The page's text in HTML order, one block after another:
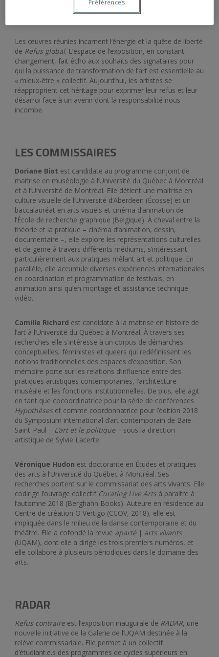
celles d’approches interdisciplinaires dont la richesse
esthétique est relue à l’aune des pratiques contemporaines.
Les œuvres réunies incarnent l’énergie et la quête de liberté
de Refus global. L’espace de l’exposition, en constant
changement, fait écho aux souhaits des signataires pour
qui la puissance de transformation de l’art est essentielle au
« mieux-être » collectif. Aujourd’hui, les artistes se
réapproprient cet héritage pour exprimer leur refus et leur
désarroi face à un avenir dont la responsabilité nous
incombe.
LES COMMISSAIRES
Doriane Biot est candidate au programme conjoint de
maitrise en muséologie à l’Université du Québec à Montréal
et à l’Université de Montréal. Elle détient une maitrise en
culture visuelle de l’Université d’Aberdeen (Écosse) et un
baccalauréat en arts visuels et cinéma d’animation de
l’École de recherche graphique (Belgique). À cheval entre la
théorie et la pratique – cinéma d’animation, dessin,
documentaire –, elle explore les représentations culturelles
et de genre à travers différents médiums, s’intéressant
particulièrement aux pratiques mêlant art et politique. En
parallèle, elle accumule diverses expériences internationales
en coordination et programmation de festivals, en
animation ainsi qu’en montage et assistance technique
vidéo.
Camille Richard est candidate à la maitrise en histoire de
l’art à l’Université du Québec à Montréal. À travers ses
recherches elle s’intéresse à un corpus de démarches
conceptuelles, féministes et queers qui redéfinissent les
notions traditionnelles des espaces d’exposition. Son
mémoire porte sur les relations d’influence entre des
pratiques artistiques contemporaines, l’architecture
muséale et les fonctions institutionnelles. De plus, elle agit
en tant que cocoordinatrice pour la série de conférences
Hypothèses et comme coordonnatrice pour l’édition 2018
du Symposium international d’art contemporain de Baie-
Saint-Paul – L’art et le politique – sous la direction
artistique de Sylvie Lacerte.
Véronique Hudon est doctorante en Études et pratiques
des arts à l’Université du Québec à Montréal. Ses
recherches portent sur le commissariat des arts vivants. Elle
codirige l’ouvrage collectif Curating Live Arts à paraitre à
l’automne 2018 (Berghahn Books). Auteure en résidence au
Centre de création O Vertigo (CCOV, 2018), elle est
impliquée dans le milieu de la danse contemporaine et du
théâtre. Elle a cofondé la revue aparté | arts vivants
(UQAM), dont elle a dirigé les trois premiers numéros, et
elle collabore à plusieurs périodiques dans le domaine des
arts.
RADAR
Refus contraire est l’exposition inaugurale de RADAR, une
nouvelle initiative de la Galerie de l’UQAM destinée à la
relève commissariale. Elle permet à un collectif
d’étudiant.e.s des programmes de cycles supérieurs en
Préférences